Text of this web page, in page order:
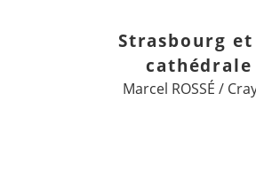
Strasbourg et
cathédrale
Marcel ROSSÉ /